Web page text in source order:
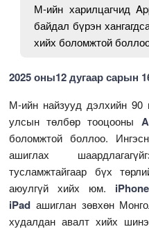
М-ийн харилцагчид
байдал бүрэн
хийх боломжтой
2025 оны12 дугаар сарын
М-ийн найзууд дэлхийн 90
улсын төлбөр тооцооны
боломжтой боллоо.
ашиглах
тусламжтайгаар бүх
аюулгүй хийх юм.
iPadашиглан зөвхөн
худалдан авалт хийх